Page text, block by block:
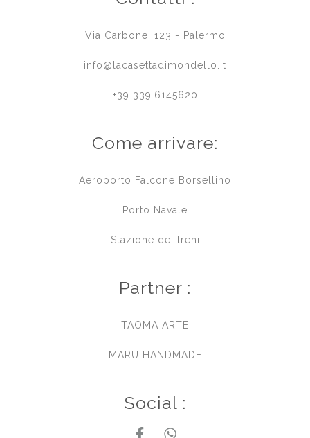
Via Carbone, 123 - Palermo
info@lacasettadimondello.it
+39 339.6145620
Come arrivare:
Aeroporto Falcone Borsellino
Porto Navale
Stazione dei treni
Partner :
TAOMA ARTE
MARU HANDMADE
Social :